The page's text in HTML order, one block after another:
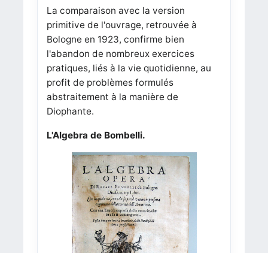
La comparaison avec la version
primitive de l'ouvrage, retrouvée à
Bologne en 1923, confirme bien
l'abandon de nombreux exercices
pratiques, liés à la vie quotidienne, au
profit de problèmes formulés
abstraitement à la manière de
Diophante.
L'Algebra de Bombelli.